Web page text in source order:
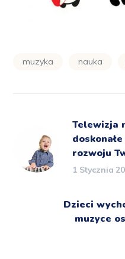
muzyka nauka
Telewizja
rozwoju
1 Stycznia
Dzieci
muzyce